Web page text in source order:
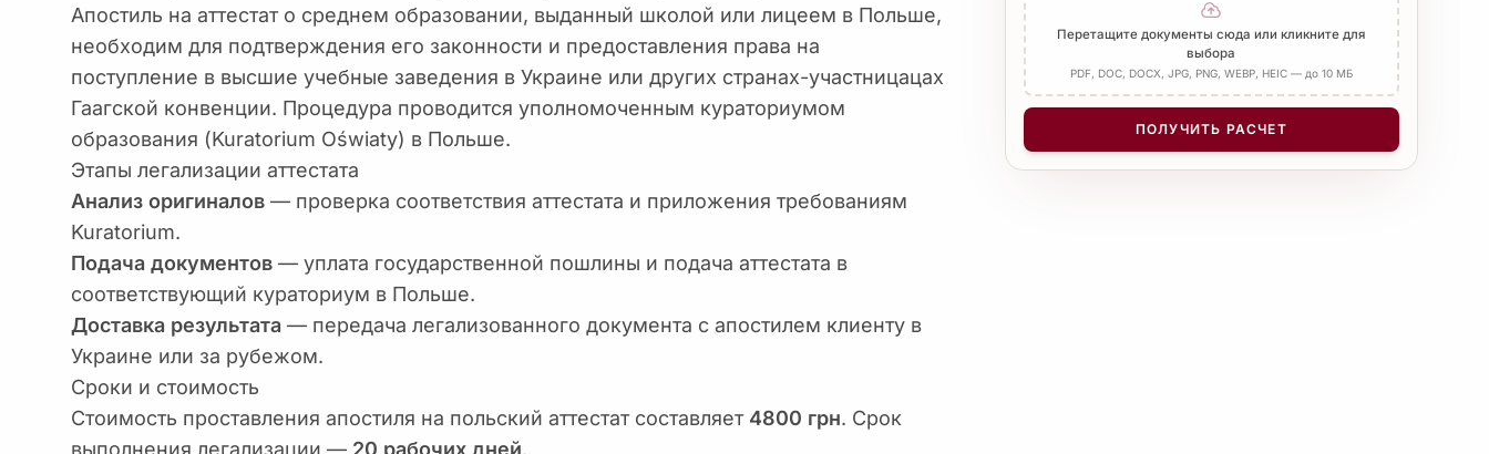
Апостиль на аттестат о среднем образовании, выданный школой или лицеем в Польше,
необходим для подтверждения его законности и предоставления права на
поступление в высшие учебные заведения в Украине или других странах-участницацах
Гаагской конвенции. Процедура проводится уполномоченным кураториумом
образования (Kuratorium Oświaty) в Польше.
Этапы легализации аттестата
Анализ оригиналов — проверка соответствия аттестата и приложения требованиям
Kuratorium.
Подача документов — уплата государственной пошлины и подача аттестата в
соответствующий кураториум в Польше.
Доставка результата — передача легализованного документа с апостилем клиенту в
Украине или за рубежом.
Сроки и стоимость
Стоимость проставления апостиля на польский аттестат составляет 4800 грн. Срок
выполнения легализации — 20 рабочих дней.
Добавить Апостиль
КОЛИЧЕСТВО СТРАНИЦ
− 1 +
Перетащите документы сюда или кликните для
выбора
PDF, DOC, DOCX, JPG, PNG, WEBP, HEIC — до 10 МБ
ПОЛУЧИТЬ РАСЧЕТ